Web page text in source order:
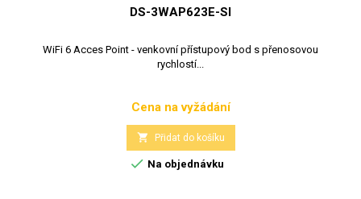
DS-3WAP623E-SI
WiFi 6 Acces Point - venkovní přístupový bod s přenosovou
rychlostí...
Cena
Cena na vyžádání
 Přidat do košíku
 Na objednávku